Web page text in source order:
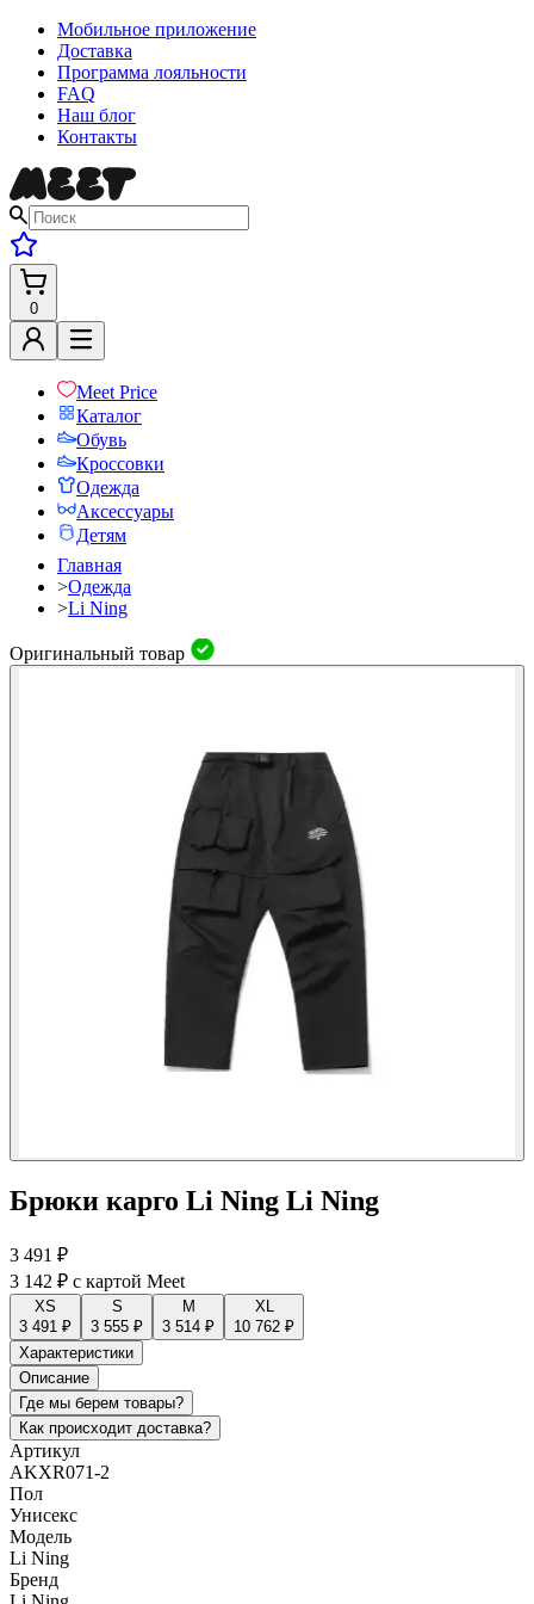
Мобильное приложение
Доставка
Программа лояльности
FAQ
Наш блог
Контакты
0
Meet Price
Каталог
Обувь
Кроссовки
Одежда
Аксессуары
Детям
Главная
>Одежда
>Li Ning
Оригинальный товар
Брюки карго Li Ning Li Ning
3 491 ₽
3 142 ₽ с картой Meet
XS
3 491 ₽
S
3 555 ₽
M
3 514 ₽
XL
10 762 ₽
Характеристики
Описание
Где мы берем товары?
Как происходит доставка?
Артикул
AKXR071-2
Пол
Унисекс
Модель
Li Ning
Бренд